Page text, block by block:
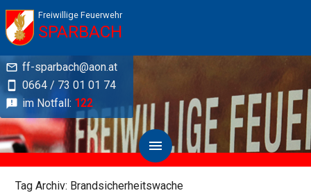
Freiwillige Feuerwehr
SPARBACH
ff-sparbach@aon.at
0664 / 73 01 01 74
im Notfall: 122
Tag Archiv: Brandsicherheitswache